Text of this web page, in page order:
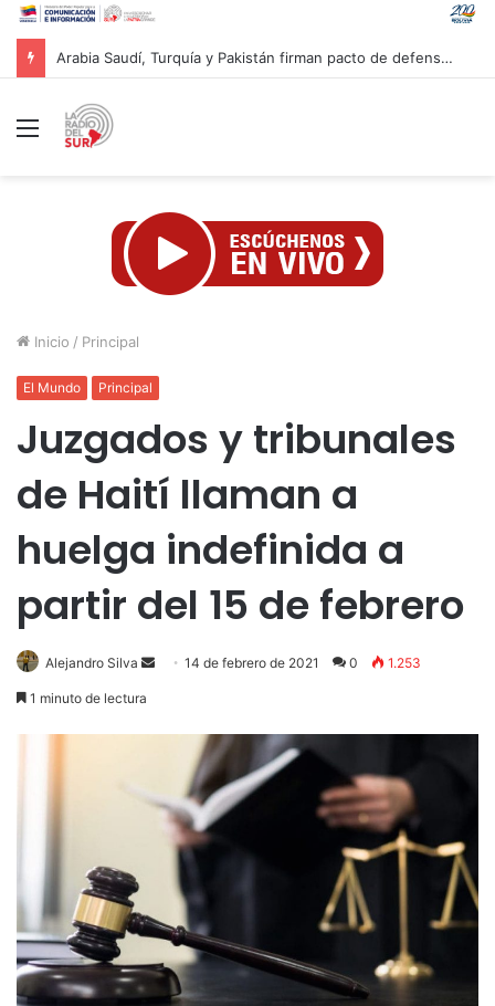
Vicepresidente Menéndez: “La prioridad radica en reconstruir una nueva forma de ocupación del espacio tras doblete sísmico”
Menú
Inicio / Principal
El Mundo Principal
Juzgados y tribunales
de Haití llaman a
huelga indefinida a
partir del 15 de febrero
Alejandro Silva
Send14 de febrero de 2021 0 1.253
1 minuto de lectura